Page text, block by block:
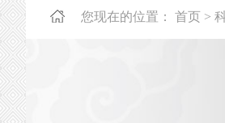
您现在的位置： 首页